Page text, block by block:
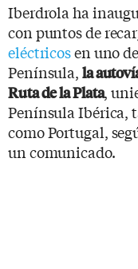
Iberdrola ha
con puntos de
eléctricosen uno
Península, la
Ruta de la Plata,
Península Ibérica,
como Portugal,
un comunicado.